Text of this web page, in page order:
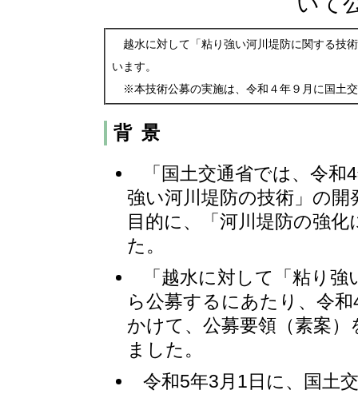
越水に対して「粘り強い河川堤防に関する技
います。
※本技術公募の実施は、令和４年９月に国土
背 景
「国土交通省では、令
強い河川堤防の技術」の
目的に、「河川堤防の強
た。
「越水に対して「粘り
ら公募するにあたり、令
かけて、公募要領（素案
ました。
令和5年3月1日に、国土